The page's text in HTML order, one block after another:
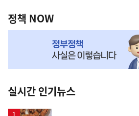
책
NOW,
뉴
스
정책 NOW
실시간 인기뉴스